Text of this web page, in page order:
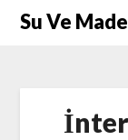
SkipSu Ve